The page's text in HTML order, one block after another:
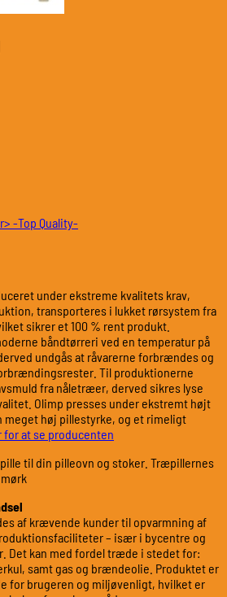
under ekstreme kvalitets krav,
transporteres i lukket rørsystem fra
sikrer et 100 % rent produkt.
båndtørreri ved en temperatur på
undgås at råvarerne forbrændes og
Til produktionerne
fra nåletræer, derved sikres lyse
Olimp presses under ekstremt højt
meget høj pillestyrke, og et rimeligt
for at se producenten
til din pilleovn og stoker. Træpillernes
af krævende kunder til opvarmning af
– især i bycentre og
Det kan med fordel træde i stedet for:
samt gas og brændeolie. Produktet er
for brugeren og miljøvenligt, hvilket er